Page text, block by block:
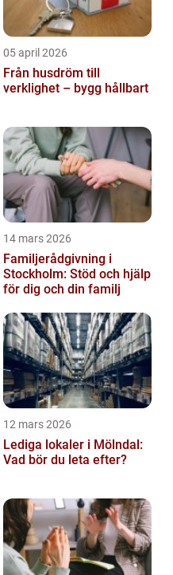
05 april 2026
Från husdröm till
verklighet – bygg hållbart
14 mars 2026
Familjerådgivning i
Stockholm: Stöd och hjälp
för dig och din familj
12 mars 2026
Lediga lokaler i Mölndal:
Vad bör du leta efter?